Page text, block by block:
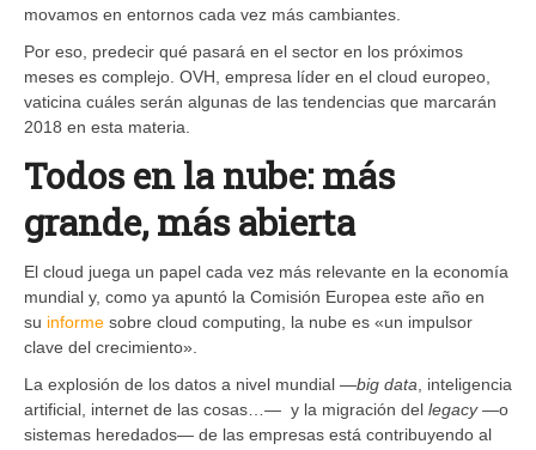
movamos en entornos cada vez más cambiantes.
Por eso, predecir qué pasará en el sector en los próximos
meses es complejo. OVH, empresa líder en el cloud europeo,
vaticina cuáles serán algunas de las tendencias que marcarán
2018 en esta materia.
Todos en la nube: más
grande, más abierta
El cloud juega un papel cada vez más relevante en la economía
mundial y, como ya apuntó la Comisión Europea este año en
su informe sobre cloud computing, la nube es «un impulsor
clave del crecimiento».
La explosión de los datos a nivel mundial —big data , inteligencia
artificial, internet de las cosas…— y la migración del legacy—o
sistemas heredados— de las empresas está contribuyendo al